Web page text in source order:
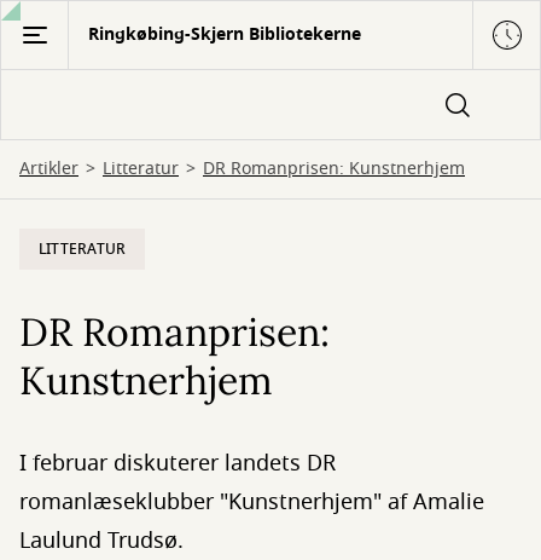
Gå
hovedindhold
Ringkøbing-Skjern Bibliotekerne
Artikler Litteratur DR Romanprisen: Kunstnerhjem
LITTERATUR
DR Romanprisen:
Kunstnerhjem
I februar diskuterer landets DR
romanlæseklubber "Kunstnerhjem" af Amalie
Laulund Trudsø.